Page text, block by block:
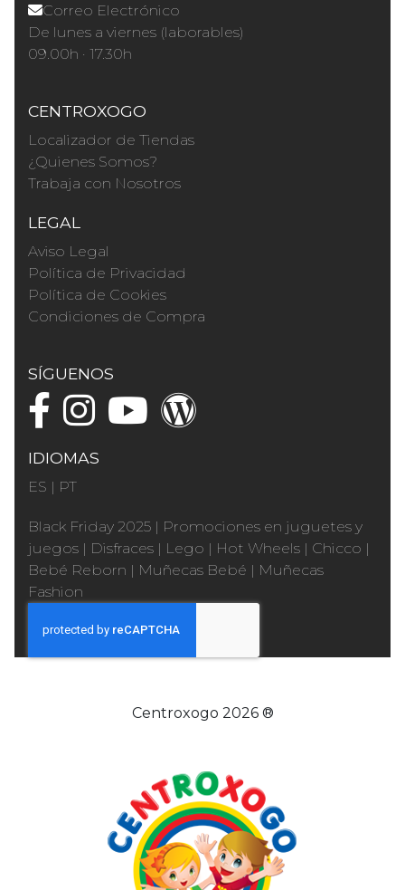
Correo Electrónico
De lunes a viernes (laborables)
09.00h · 17.30h
CENTROXOGO
Localizador de Tiendas
¿Quienes Somos?
Trabaja con Nosotros
LEGAL
Aviso Legal
Política de Privacidad
Política de Cookies
Condiciones de Compra
SÍGUENOS
IDIOMAS
ES | PT
Black Friday 2025 | Promociones en juguetes y
juegos | Disfraces | Lego | Hot Wheels | Chicco |
Bebé Reborn | Muñecas Bebé | Muñecas
Fashion
Centroxogo 2026 ®